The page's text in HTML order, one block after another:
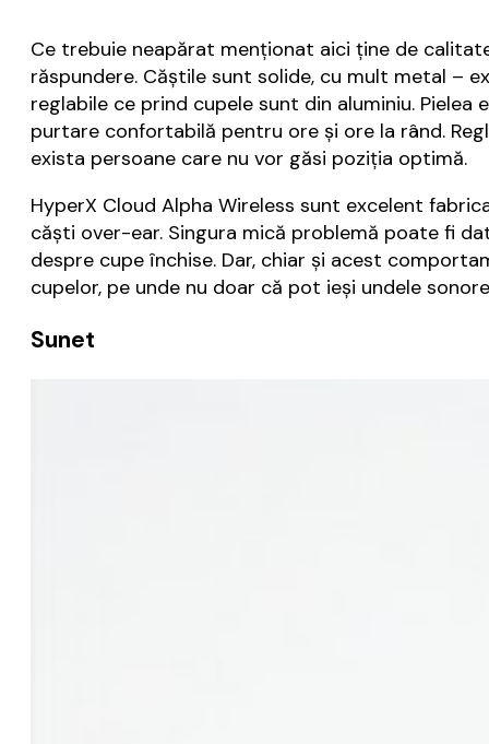
Ce trebuie neapărat menționat aici ține de
răspundere. Căștile sunt solide, cu mult metal –
reglabile ce prind cupele sunt din aluminiu.
purtare confortabilă pentru ore și ore la rând.
exista persoane care nu vor găsi poziția optimă.
HyperX Cloud Alpha Wireless sunt excelent
căști over-ear. Singura mică problemă poate fi
despre cupe închise. Dar, chiar și acest
cupelor, pe unde nu doar că pot ieși undele
Sunet